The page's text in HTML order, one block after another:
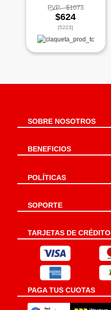
PVP: $1073
$624
[5223]
SOBRE NOSOTROS
BENEFICIOS
POLÍTICAS
SOPORTE
TARJETAS DE CRÉDITO
PAGA TUS CUOTAS